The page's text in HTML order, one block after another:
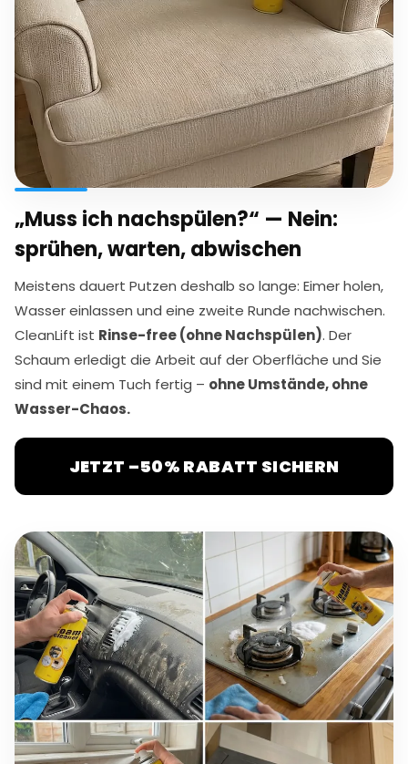
„Muss ich nachspülen?“ — Nein:
sprühen, warten, abwischen
Meistens dauert Putzen deshalb so lange: Eimer holen,
Wasser einlassen und eine zweite Runde nachwischen.
CleanLift ist Rinse-free (ohne Nachspülen). Der
Schaum erledigt die Arbeit auf der Oberfläche und Sie
sind mit einem Tuch fertig – ohne Umstände, ohne
Wasser-Chaos.
JETZT –50% RABATT SICHERN